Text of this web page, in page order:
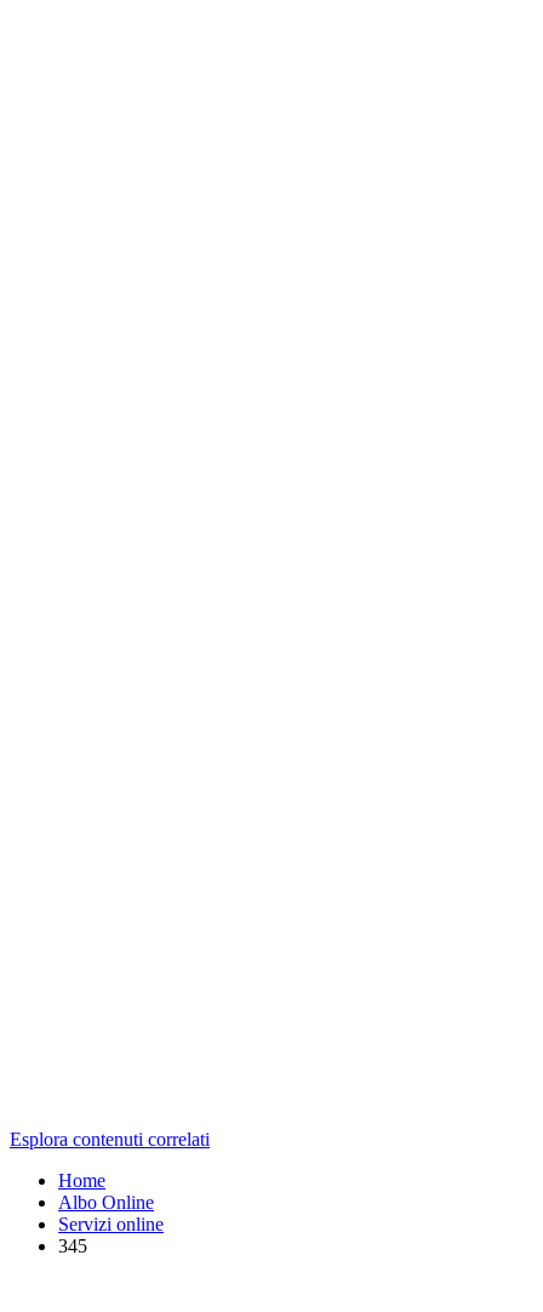
Esplora contenuti correlati
Home
Albo Online
Servizi online
345